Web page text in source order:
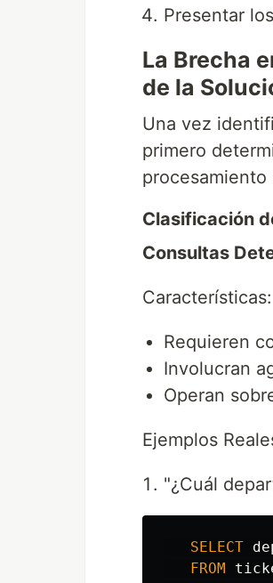
Presentar
La Brecha
de la
Una vez
primero
procesamiento
Clasificación
Consultas
Características:
Requieren
Involucran
Operan
Ejemplos
"¿Cuál
SELECT
FROM